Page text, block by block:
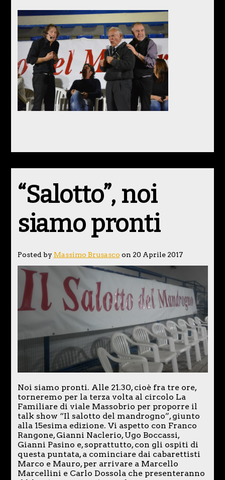
“Salotto”, noi
siamo pronti
Posted by Massimo Brusasco on 20 Aprile 2017
Noi siamo pronti. Alle 21.30, cioè fra tre ore,
torneremo per la terza volta al circolo La
Familiare di viale Massobrio per proporre il
talk show “Il salotto del mandrogno”, giunto
alla 15esima edizione. Vi aspetto con Franco
Rangone, Gianni Naclerio, Ugo Boccassi,
Gianni Pasino e, soprattutto, con gli ospiti di
questa puntata, a cominciare dai cabarettisti
Marco e Mauro, per arrivare a Marcello
Marcellini e Carlo Dossola che presenteranno